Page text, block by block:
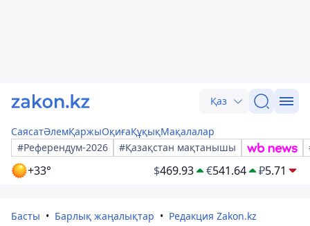
Қаз
СаясатӘлемҚаржыОқиғаҚұқықМақалалар
#Референдум-2026
#Қазақстан мақтанышы
+33° $469.93 €541.64 ₽5.71
Басты Барлық жаңалықтар Редакция Zakon.kz